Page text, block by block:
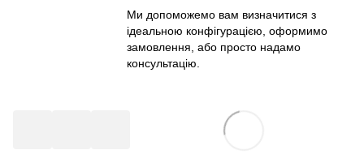
Ми допоможемо вам визначитися з
ідеальною конфігурацією, оформимо
замовлення, або просто надамо
консультацію.